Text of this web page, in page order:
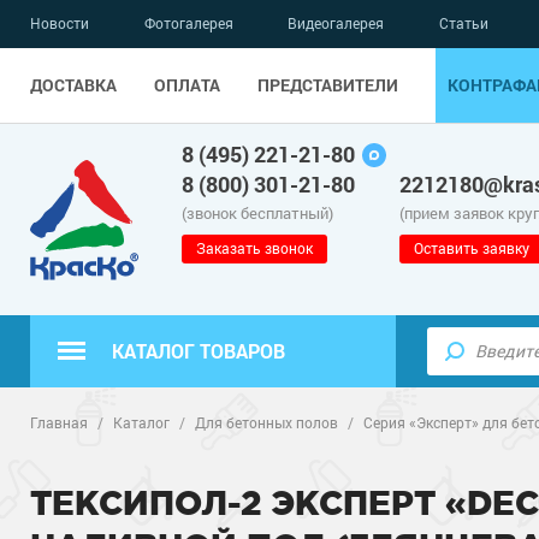
Новости Фотогалерея Видеогалерея Статьи
ДОСТАВКА ОПЛАТА ПРЕДСТАВИТЕЛИ
8 (495) 221-21-80
8 (800) 301-21-80
(звонок бесплатный)
Заказать звонок
(прием заявок
Оставить заявку
КАТАЛОГ ТОВАРОВ
Полимерные наливные полы
Водно-
Эпоксидные
Грунт-эмали
Главная / Каталог / Для бетонных полов / Серия «Эксперт» для
ТЕКСИПОЛ-2 ЭКСПЕРТ